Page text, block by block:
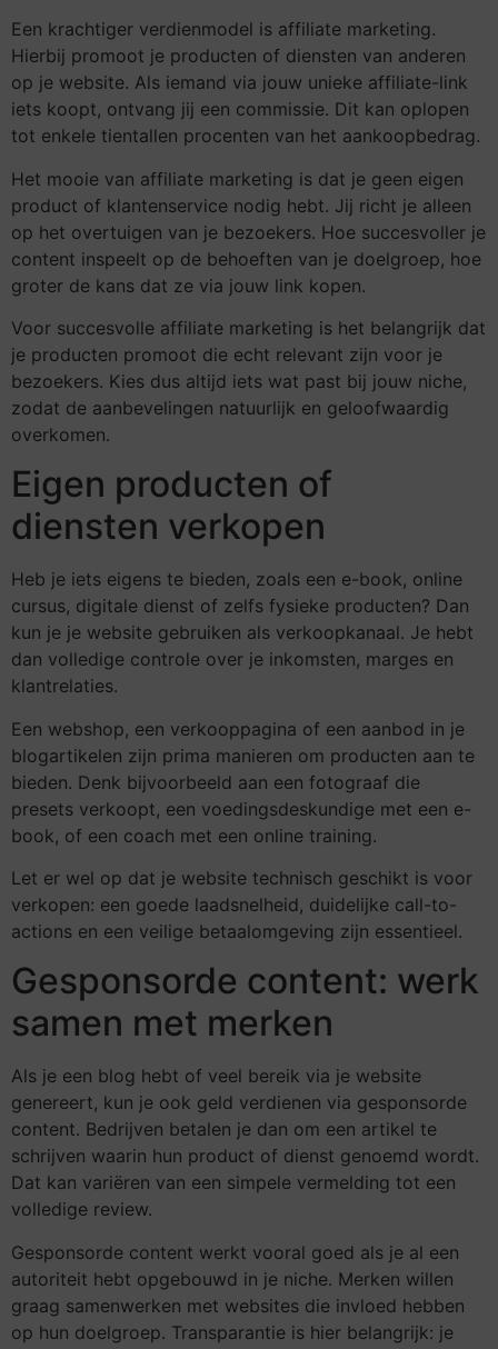
Een krachtiger verdienmodel is affiliate marketing.
Hierbij promoot je producten of diensten van anderen
op je website. Als iemand via jouw unieke affiliate-link
iets koopt, ontvang jij een commissie. Dit kan oplopen
tot enkele tientallen procenten van het aankoopbedrag.
Het mooie van affiliate marketing is dat je geen eigen
product of klantenservice nodig hebt. Jij richt je alleen
op het overtuigen van je bezoekers. Hoe succesvoller je
content inspeelt op de behoeften van je doelgroep, hoe
groter de kans dat ze via jouw link kopen.
Voor succesvolle affiliate marketing is het belangrijk dat
je producten promoot die echt relevant zijn voor je
bezoekers. Kies dus altijd iets wat past bij jouw niche,
zodat de aanbevelingen natuurlijk en geloofwaardig
overkomen.
Eigen producten of
diensten verkopen
Heb je iets eigens te bieden, zoals een e-book, online
cursus, digitale dienst of zelfs fysieke producten? Dan
kun je je website gebruiken als verkoopkanaal. Je hebt
dan volledige controle over je inkomsten, marges en
klantrelaties.
Een webshop, een verkooppagina of een aanbod in je
blogartikelen zijn prima manieren om producten aan te
bieden. Denk bijvoorbeeld aan een fotograaf die
presets verkoopt, een voedingsdeskundige met een e-
book, of een coach met een online training.
Let er wel op dat je website technisch geschikt is voor
verkopen: een goede laadsnelheid, duidelijke call-to-
actions en een veilige betaalomgeving zijn essentieel.
Gesponsorde content: werk
samen met merken
Als je een blog hebt of veel bereik via je website
genereert, kun je ook geld verdienen via gesponsorde
content. Bedrijven betalen je dan om een artikel te
schrijven waarin hun product of dienst genoemd wordt.
Dat kan variëren van een simpele vermelding tot een
volledige review.
Gesponsorde content werkt vooral goed als je al een
autoriteit hebt opgebouwd in je niche. Merken willen
graag samenwerken met websites die invloed hebben
op hun doelgroep. Transparantie is hier belangrijk: je